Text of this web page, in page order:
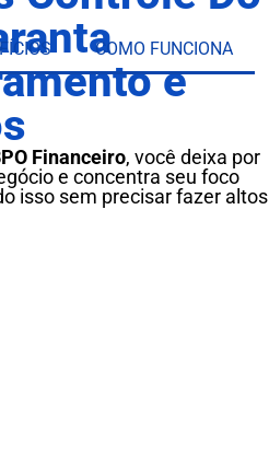
COMO FUNCIONA
e
Financeiro, você deixa por
e concentra seu foco
isso sem precisar fazer altos